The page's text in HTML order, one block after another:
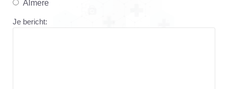
Almere
Je bericht: